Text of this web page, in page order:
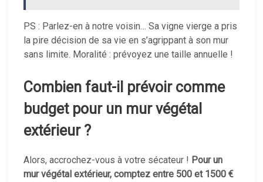
PS : Parlez-en à notre voisin… Sa vigne vierge a pris
la pire décision de sa vie en s’agrippant à son mur
sans limite. Moralité : prévoyez une taille annuelle !
Combien faut-il prévoir comme
budget pour un mur végétal
extérieur ?
Alors, accrochez-vous à votre sécateur ! Pour un
mur végétal extérieur, comptez entre 500 et 1500 €